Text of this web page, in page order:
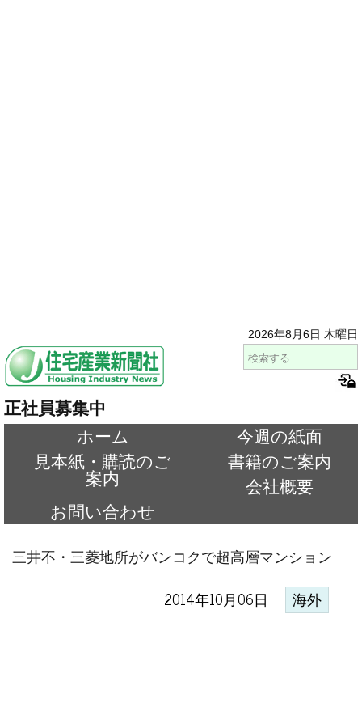
2026年8月6日 木曜日
正社員募集中
ホーム
今週の紙面
見本紙・購読のご
案内
書籍のご案内
会社概要
お問い合わせ
三井不・三菱地所がバンコクで超高層マンション
2014年10月06日 海外